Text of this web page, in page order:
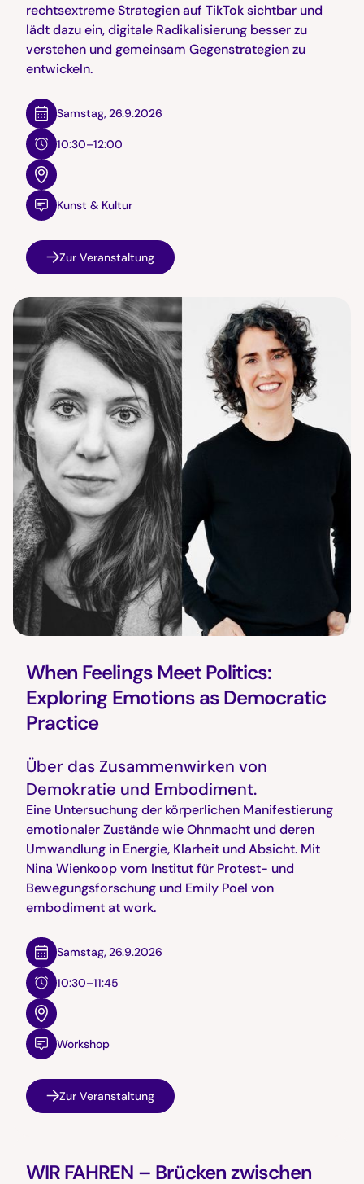
rechtsextreme Strategien auf TikTok sichtbar und
lädt dazu ein, digitale Radikalisierung besser zu
verstehen und gemeinsam Gegenstrategien zu
entwickeln.
Samstag,26.9.2026
10:30–12:00
Kunst & Kultur
Zur Veranstaltung
When Feelings Meet Politics:
Exploring Emotions as Democratic
Practice
Über das Zusammenwirken von
Demokratie und Embodiment.
Eine Untersuchung der körperlichen Manifestierung
emotionaler Zustände wie Ohnmacht und deren
Umwandlung in Energie, Klarheit und Absicht. Mit
Nina Wienkoop vom Institut für Protest- und
Bewegungsforschung und Emily Poel von
embodiment at work.
Samstag,26.9.2026
10:30–11:45
Workshop
Zur Veranstaltung
WIR FAHREN – Brücken zwischen